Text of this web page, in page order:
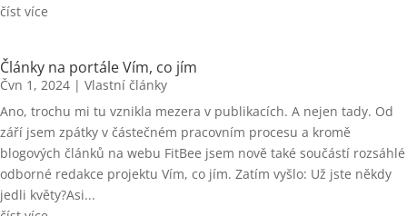
číst více
Články na portále Vím, co jím
Čvn 1, 2024 | Vlastní články
Ano, trochu mi tu vznikla mezera v publikacích. A nejen tady. Od
září jsem zpátky v částečném pracovním procesu a kromě
blogových článků na webu FitBee jsem nově také součástí rozsáhlé
odborné redakce projektu Vím, co jím. Zatím vyšlo: Už jste někdy
jedli květy?Asi...